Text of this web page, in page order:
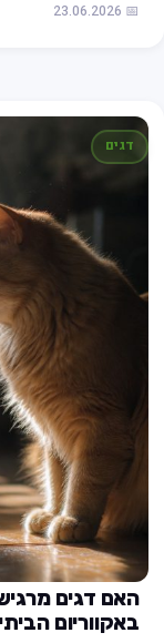
📅 23.06.2026
דגים
האם דגים
באקווריום הביתי